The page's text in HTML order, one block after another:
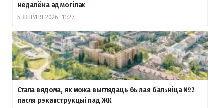
недалёка ад могілак
5 ЖНІЎНЯ 2026, 11:27
Стала вядома, як можа выглядаць былая бальніца №2
пасля рэканструкцыі пад ЖК